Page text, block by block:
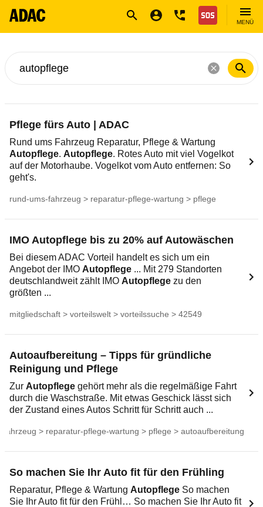
Nothilfe
MENÜ
Suche nach ...
Pflege fürs Auto | ADAC
Rund ums Fahrzeug Reparatur, Pflege & Wartung
Autopflege. Autopflege. Rotes Auto mit viel Vogelkot
auf der Motorhaube. Vogelkot vom Auto entfernen: So
geht's.
rund-ums-fahrzeug > reparatur-pflege-wartung > pflege
IMO Autopflege bis zu 20% auf Autowäschen
Bei diesem ADAC Vorteil handelt es sich um ein
Angebot der IMO Autopflege ... Mit 279 Standorten
deutschlandweit zählt IMO Autopflege zu den
größten ...
mitgliedschaft > vorteilswelt > vorteilssuche > 42549
Autoaufbereitung – Tipps für gründliche
Reinigung und Pflege
Zur Autopflege gehört mehr als die regelmäßige Fahrt
durch die Waschstraße. Mit etwas Geschick lässt sich
der Zustand eines Autos Schritt für Schritt auch ...
fahrzeug > reparatur-pflege-wartung > pflege > autoaufbereitung
So machen Sie Ihr Auto fit für den Frühling
Reparatur, Pflege & Wartung Autopflege So machen
Sie Ihr Auto fit für den Frühl… So machen Sie Ihr Auto fit